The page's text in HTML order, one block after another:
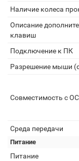
Наличие колеса
Описание
клавиш
Подключение к ПК
Разрешение мыши
Совместимость с ОС
Среда передачи
Питание
Питание